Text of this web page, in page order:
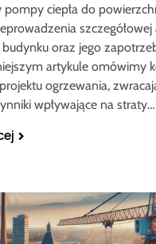
ciepła do
szczegółowej
oraz jego
artykule omówimy
ogrzewania,
wpływające na straty…